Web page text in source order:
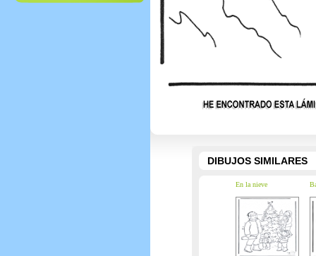
DIBUJOS SIMILARES
En la nieve